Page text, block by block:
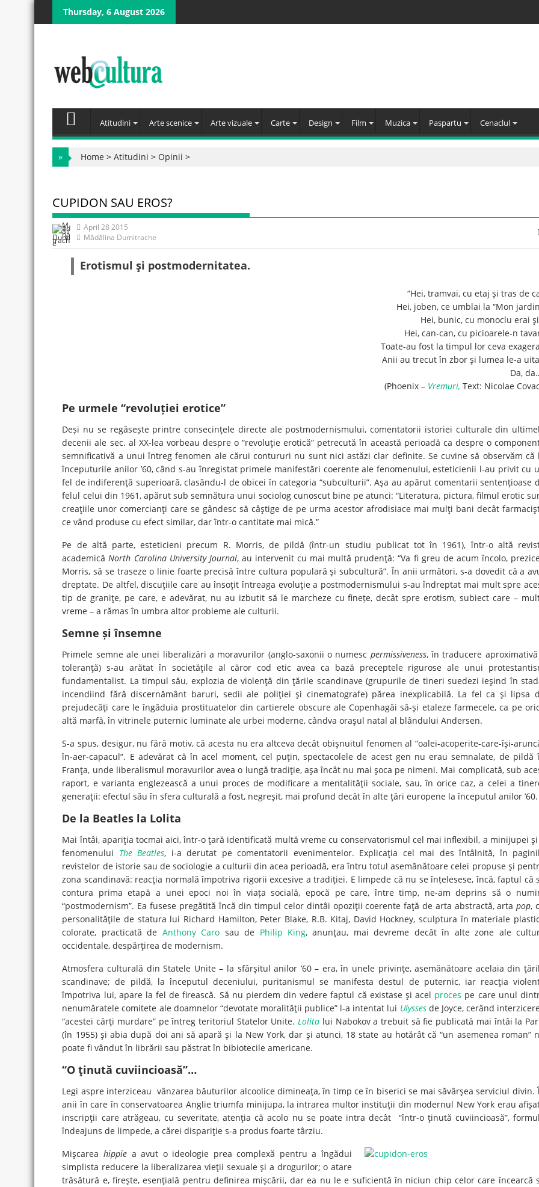
Skip
Thursday, 6 August 2026
Atitudini Arte scenice Arte vizuale Carte Design Film Muzica Paspartu Cenaclul
» Home > Atitudini > Opinii >
CUPIDON SAU EROS?
April 28 2015
Mădălina Dumitrache
Erotismul şi postmodernitatea.
“Hei, tramvai, cu etaj şi tras de
Hei, joben, ce umblai la “Mon
Hei, bunic, cu monoclu erai
Hei, can-can, cu picioarele-n
Toate-au fost la timpul lor ceva
Anii au trecut în zbor şi lumea le-a
Da,
(Phoenix – Vremuri, Text: Nicolae
Pe urmele “revoluției erotice”
Deși nu se regăsește printre consecinţele directe ale postmodernismului, comentatorii istoriei culturale din
decenii ale sec. al XX-lea vorbeau despre o “revoluţie erotică” petrecută în această perioadă ca despre o
semnificativă a unui întreg fenomen ale cărui contururi nu sunt nici astăzi clar definite. Se cuvine să observăm că
începuturile anilor ’60, când s-au înregistat primele manifestări coerente ale fenomenului, esteticienii l-au privit cu
fel de indiferenţă superioară, clasându-l de obicei în categoria “subculturii”. Aşa au apărut comentarii sentenţioase
felul celui din 1961, apărut sub semnătura unui sociolog cunoscut bine pe atunci: “Literatura, pictura, filmul erotic
creaţiile unor comercianţi care se gândesc să câştige de pe urma acestor afrodisiace mai mulţi bani decât
ce vând produse cu efect similar, dar într-o cantitate mai mică.”
Pe de altă parte, esteticieni precum R. Morris, de pildă (într-un studiu publicat tot în 1961), într-o altă
academicăNorth Carolina University Journal, au intervenit cu mai multă prudenţă: “Va fi greu de acum încolo,
Morris, să se traseze o linie foarte precisă între cultura populară şi subcultură”. În anii următori, s-a dovedit că a
dreptate. De altfel, discuţiile care au însoţit întreaga evoluţie a postmodernismului s-au îndreptat mai mult spre
tip de graniţe, pe care, e adevărat, nu au izbutit să le marcheze cu finețe, decât spre erotism, subiect care –
vreme – a rămas în umbra altor probleme ale culturii.
Semne și însemne
Primele semne ale unei liberalizări a moravurilor (anglo-saxonii o numesc permissiveness, în traducere
toleranţă) s-au arătat în societăţile al căror cod etic avea ca bază preceptele rigurose ale unui
fundamentalist. La timpul său, explozia de violenţă din ţările scandinave (grupurile de tineri suedezi ieşind în
incendiind fără discernământ baruri, sedii ale poliţiei şi cinematografe) părea inexplicabilă. La fel ca şi lipsa
prejudecăţi care le îngăduia prostituatelor din cartierele obscure ale Copenhagăi să-şi etaleze farmecele, ca pe
altă marfă, în vitrinele puternic luminate ale urbei moderne, cândva oraşul natal al blândului Andersen.
S-a spus, desigur, nu fără motiv, că acesta nu era altceva decât obişnuitul fenomen al “oalei-acoperite-care-îşi-
în-aer-capacul”. E adevărat că în acel moment, cel puţin, spectacolele de acest gen nu erau semnalate, de pildă
Franţa, unde liberalismul moravurilor avea o lungă tradiţie, aşa încât nu mai şoca pe nimeni. Mai complicată, sub
raport, e varianta englezească a unui proces de modificare a mentalităţii sociale, sau, în orice caz, a celei a
generaţii: efectul său în sfera culturală a fost, negreşit, mai profund decât în alte ţări europene la începutul anilor ’60.
De la Beatles la Lolita
Mai întâi, apariţia tocmai aici, într-o ţară identificată multă vreme cu conservatorismul cel mai inflexibil, a minijupei şi
fenomenului The Beatles, i-a derutat pe comentatorii evenimentelor. Explicaţia cel mai des întâlnită, în
revistelor de istorie sau de sociologie a culturii din acea perioadă, era întru totul asemănătoare celei propuse şi
zona scandinavă: reacţia normală împotriva rigorii excesive a tradiţiei. E limpede că nu se înțelesese, încă, faptul că
contura prima etapă a unei epoci noi în viața socială, epocă pe care, între timp, ne-am deprins să o
“postmodernism”. Ea fusese pregătită încă din timpul celor dintâi opoziţii coerente faţă de arta abstractă, arta pop,
personalităţile de statura lui Richard Hamilton, Peter Blake, R.B. Kitaj, David Hockney, sculptura în materiale
colorate, practicată de Anthony Caro sau de Philip King, anunţau, mai devreme decât în alte zone ale
occidentale, despărţirea de modernism.
Atmosfera culturală din Statele Unite – la sfârşitul anilor ’60 – era, în unele privinţe, asemănătoare acelaia din
scandinave; de pildă, la începutul deceniului, puritanismul se manifesta destul de puternic, iar reacţia
împotriva lui, apare la fel de firească. Să nu pierdem din vedere faptul că existase şi acel proces pe care unul
nenumăratele comitete ale doamnelor “devotate moralităţii publice” l-a intentat lui Ulyssesde Joyce, cerând
“acestei cărţi murdare” pe întreg teritoriul Statelor Unite.Lolita lui Nabokov a trebuit să fie publicată mai întâi la
(în 1955) şi abia după doi ani să apară şi la New York, dar şi atunci, 18 state au hotărât că “un asemenea roman”
poate fi vândut în librării sau păstrat în bibiotecile americane.
“O ţinută cuviincioasă”…
Legi aspre interziceau vânzarea băuturilor alcoolice dimineaţa, în timp ce în biserici se mai săvârşea serviciul divin.
anii în care în conservatoarea Anglie triumfa minijupa, la intrarea multor instituţii din modernul New York erau
inscripţii care atrăgeau, cu severitate, atenţia că acolo nu se poate intra decât “într-o ţinută cuviincioasă”,
îndeajuns de limpede, a cărei dispariţie s-a produs foarte târziu.
Mişcarea hippiea avut o ideologie prea complexă pentru a îngădui
simplista reducere la liberalizarea vieţii sexuale şi a drogurilor; o atare
trăsătură e, fireşte, esenţială pentru definirea mişcării, dar ea nu le e suficientă în niciun chip celor care încearcă